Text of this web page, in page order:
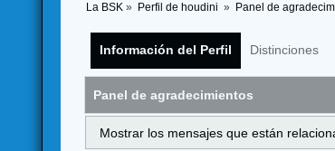
La BSK » Perfil de houdini » Panel de
Información del Perfil Distinciones
Panel de agradecimientos
Mostrar los mensajes que están